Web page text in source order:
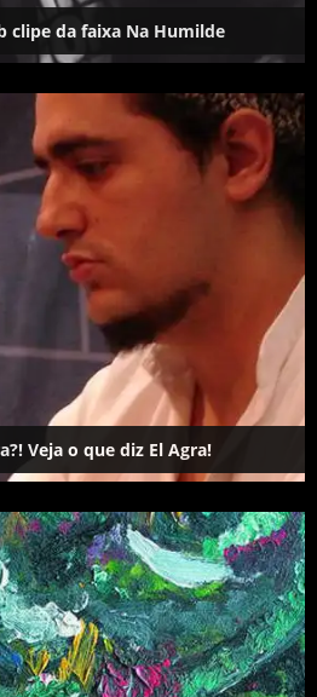
clipe da faixa Na Humilde
Veja o que diz El Agra!